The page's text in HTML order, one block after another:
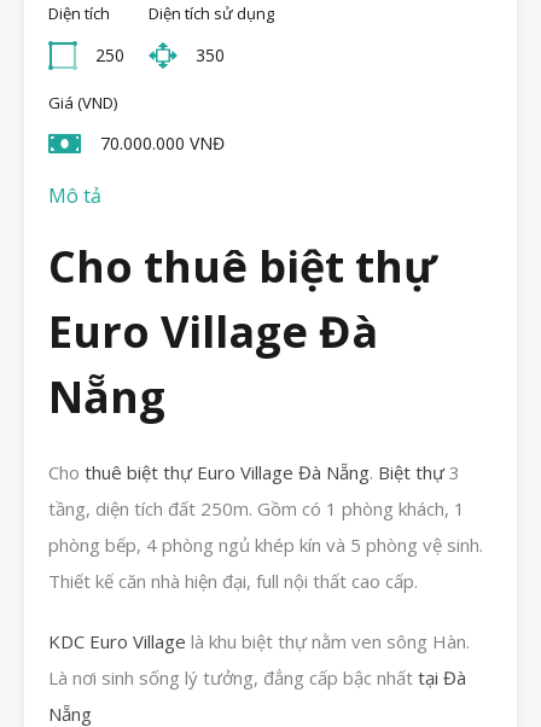
Diện tích
250
Diện tích sử dụng
350
Giá (VND)
70.000.000 VNĐ
Mô tả
Cho thuê biệt thự
Euro Village Đà
Nẵng
Cho thuê biệt thự Euro Village Đà Nẵng. Biệt thự3
tầng, diện tích đất 250m. Gồm có 1 phòng khách, 1
phòng bếp, 4 phòng ngủ khép kín và 5 phòng vệ sinh.
Thiết kế căn nhà hiện đại, full nội thất cao cấp.
KDC Euro Village là khu biệt thự nằm ven sông Hàn.
Là nơi sinh sống lý tưởng, đẳng cấp bậc nhất tại Đà
Nẵng